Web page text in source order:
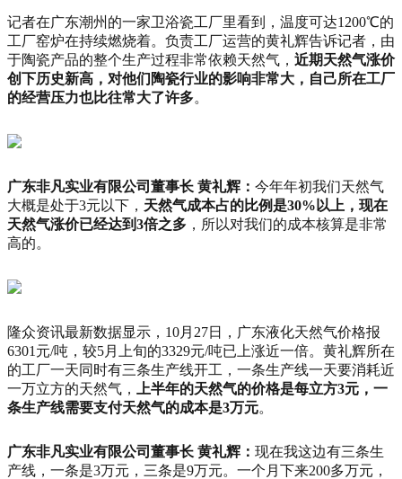
记者在广东潮州的一家卫浴瓷工厂里看到，温度可达1200℃的
工厂窑炉在持续燃烧着。负责工厂运营的黄礼辉告诉记者，由
于陶瓷产品的整个生产过程非常依赖天然气， 近期天然气涨价
创下历史新高，对他们陶瓷行业的影响非常大，自己所在工厂
的经营压力也比往常大了许多。
广东非凡实业有限公司董事长 黄礼辉： 今年年初我们天然气
大概是处于3元以下， 天然气成本占的比例是30%以上，现在
天然气涨价已经达到3倍之多 ，所以对我们的成本核算是非常
高的。
隆众资讯最新数据显示，10月27日，广东液化天然气价格报
6301元/吨，较5月上旬的3329元/吨已上涨近一倍。黄礼辉所在
的工厂一天同时有三条生产线开工，一条生产线一天要消耗近
一万立方的天然气，
上半年的天然气的价格是每立方3元，一
条生产线需要支付天然气的成本是3万元。
广东非凡实业有限公司董事长 黄礼辉： 现在我这边有三条生
产线，一条是3万元，三条是9万元。 一个月下来200多万元，